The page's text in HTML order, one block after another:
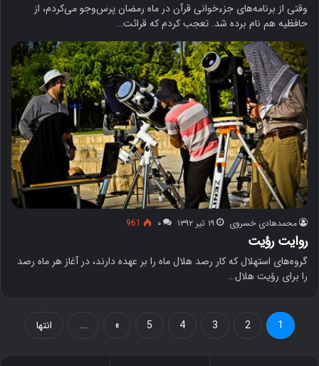
وقتی از برنامه‌های جزءخوانی قرآن در ماه رمضان پرس‌وجو می‌کردم، از
حافظیه هم نام برده شد. تعجب کردم که قرائت…
محمدهادی خسروی ۱۹ تیر ۱۳۹۲ ۰ 961
روایت رؤیت
گروه‌های استهلال که کار رصد هلال ماه را بر عهده دارند، در آغاز هر ماه رصد
را برای رؤیت هلال…
1
2
3
4
5
»
... انتها